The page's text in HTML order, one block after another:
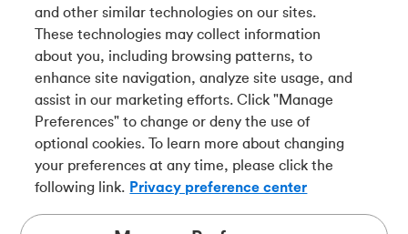
English
Connectez-vous avec nous
Tangerine est le nom commercial de la Banque Tangerine,
une filiale en propriété exclusive de La Banque de
Nouvelle-Écosse etmembre à part entière de la SADC
and other similar technologies on our sites.
These technologies may collect information
about you, including browsing patterns, to
enhance site navigation, analyze site usage, and
assist in our marketing efforts. Click "Manage
Preferences" to change or deny the use of
optional cookies. To learn more about changing
your preferences at any time, please click the
following link. Privacy preference center